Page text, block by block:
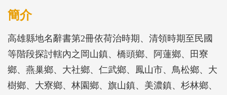
簡介
高雄縣地名辭書第2冊依荷治時期、清領時期至民國
等階段探討轄內之岡山鎮、橋頭鄉、阿蓮鄉、田寮
鄉、燕巢鄉、大社鄉、仁武鄉、鳳山市、鳥松鄉、大
樹鄉、大寮鄉、林園鄉、旗山鎮、美濃鎮、杉林鄉、